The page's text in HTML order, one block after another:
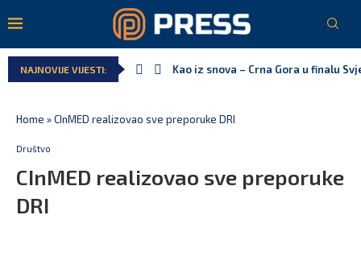
NAJNOVIJE VIJESTI:
Kao iz snova – Crna Gora u finalu
Home »CInMED realizovao sve preporuke DRI
Društvo
CInMED realizovao sve preporuke
DRI